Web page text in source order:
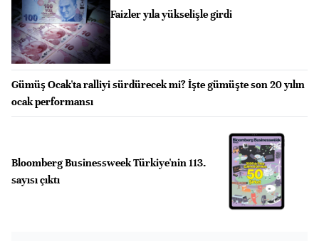
Faizler yıla yükselişle girdi
Gümüş Ocak'ta ralliyi sürdürecek mi? İşte gümüşte son 20 yılın
ocak performansı
Bloomberg Businessweek Türkiye'nin 113.
sayısı çıktı